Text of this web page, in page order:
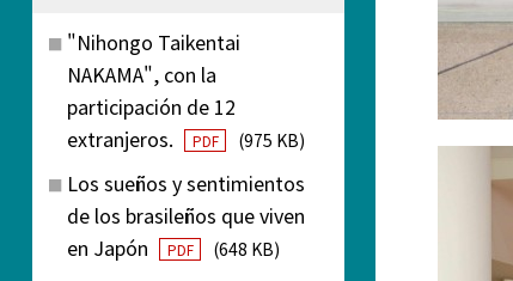
"Nihongo Taikentai
NAKAMA", con la
participación de 12
extranjeros.
PDF (975 KB)
Los sueños y sentimientos
de los brasileños que viven
en Japón
PDF (648 KB)